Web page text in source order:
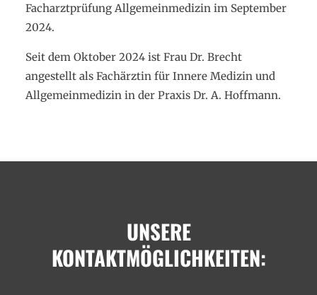
Facharztprüfung Allgemeinmedizin im September
2024.
Seit dem Oktober 2024 ist Frau Dr. Brecht
angestellt als Fachärztin für Innere Medizin und
Allgemeinmedizin in der Praxis Dr. A. Hoffmann.
UNSERE
KONTAKTMÖGLICHKEITEN: